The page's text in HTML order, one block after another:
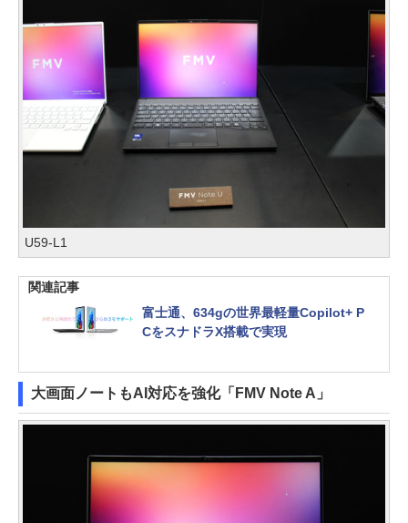
U59-L1
関連記事
富士通、634gの世界最軽量Copilot+ P
CをスナドラX搭載で実現
大画面ノートもAI対応を強化「FMV Note A」